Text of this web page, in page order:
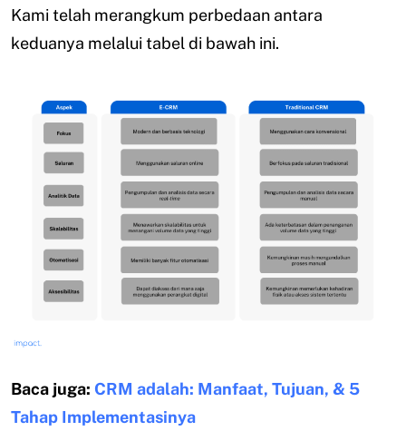
Kami telah merangkum perbedaan antara
keduanya melalui tabel di bawah ini.
Baca juga: CRM adalah: Manfaat, Tujuan, & 5
Tahap Implementasinya